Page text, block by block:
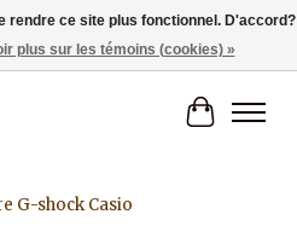
Panier
G-shock Casio
rendre ce site plus fonctionnel. D'accord?
plus sur les témoins (cookies) »